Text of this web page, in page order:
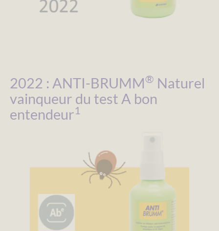
2022 : ANTI-BRUMM® Naturel
vainqueur du test A bon
entendeur1